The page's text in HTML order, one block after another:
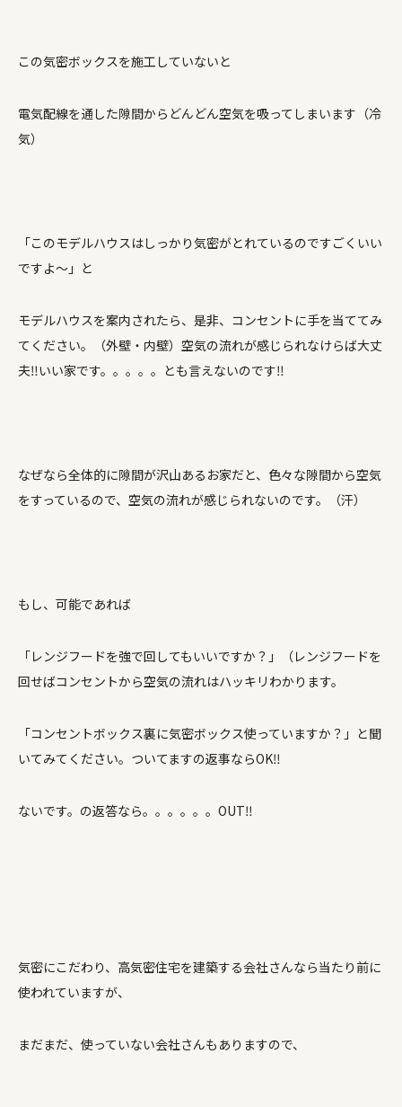
この気密ボックスを施工していないと
電気配線を通した隙間からどんどん空気を吸ってしまいます（冷
気）
「このモデルハウスはしっかり気密がとれているのですごくいい
ですよ～」と
モデルハウスを案内されたら、是非、コンセントに手を当ててみ
てください。（外壁・内壁）空気の流れが感じられなけらば大丈
夫‼いい家です。。。。。とも言えないのです‼
なぜなら全体的に隙間が沢山あるお家だと、色々な隙間から空気
をすっているので、空気の流れが感じられないのです。（汗）
もし、可能であれば
「レンジフードを強で回してもいいですか？」（レンジフードを
回せばコンセントから空気の流れはハッキリわかります。
「コンセントボックス裏に気密ボックス使っていますか？」と聞
いてみてください。ついてますの返事ならOK‼
ないです。の返答なら。。。。。。OUT‼
気密にこだわり、高気密住宅を建築する会社さんなら当たり前に
使われていますが、
まだまだ、使っていない会社さんもありますので、